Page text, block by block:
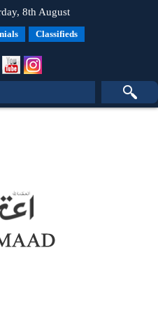
8th August
Classifieds